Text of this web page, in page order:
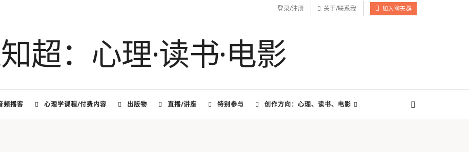
登录/注册 关于/联系我 加入聊天群
频播客 心理学课程/付费内容 出版物 直播/讲座 特别参与 创作方向：心理、读书、电影